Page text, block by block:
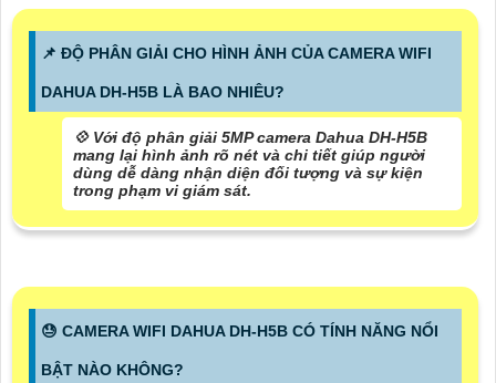
📌 ĐỘ PHÂN GIẢI CHO HÌNH ẢNH CỦA CAMERA WIFI
DAHUA DH-H5B LÀ BAO NHIÊU?
💠 Với độ phân giải 5MP camera Dahua DH-H5B
mang lại hình ảnh rõ nét và chi tiết giúp người
dùng dễ dàng nhận diện đối tượng và sự kiện
trong phạm vi giám sát.
😓 CAMERA WIFI DAHUA DH-H5B CÓ TÍNH NĂNG NỔI
BẬT NÀO KHÔNG?